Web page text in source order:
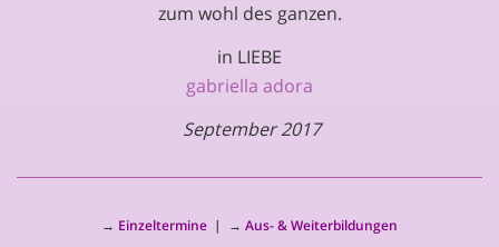
zum wohl des ganzen.
in LIEBE
gabriella adora
September 2017
→ Einzeltermine | → Aus- & Weiterbildungen